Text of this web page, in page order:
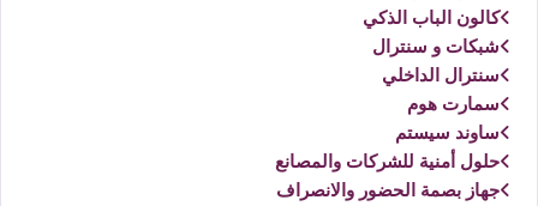
كالون الباب الذكي
شبكات و سنترال
سنترال الداخلي
سمارت هوم
ساوند سيستم
حلول أمنية للشركات والمصانع
جهاز بصمة الحضور والانصراف